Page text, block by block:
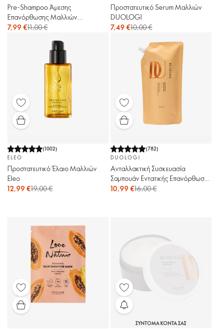
Pre-Shampoo Άμεσης
Επανόρθωσης Μαλλιών
DUOLOGI
7,99 €11,00 €
Προστατευτικό Serum Μαλλιών
DUOLOGI
7,49 €10,00 €
(1002)
ELEO
Προστατευτικό Έλαιο Μαλλιών
Eleo
12,99 €19,00 €
(782)
DUOLOGI
Ανταλλακτική Συσκευασία
Σαμπουάν Εντατικής Επανόρθωσης
DUOLOGI
10,99 €16,00 €
ΣΥΝΤΟΜΑ ΚΟΝΤΑ ΣΑΣ